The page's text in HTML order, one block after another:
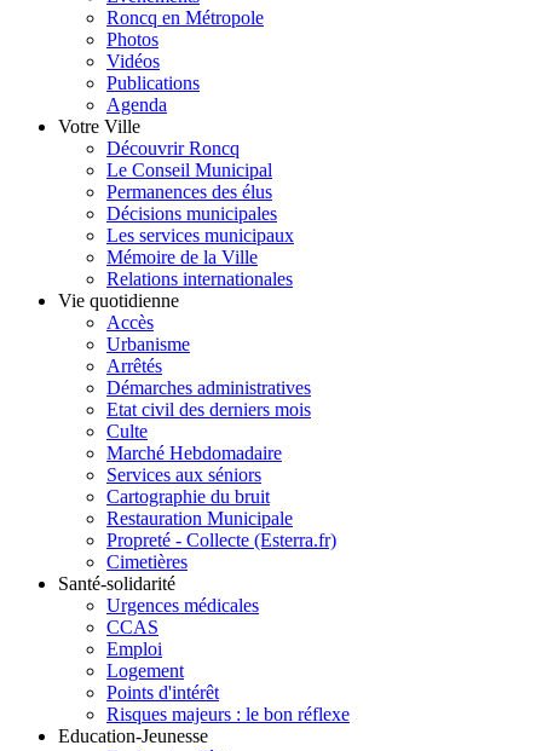
Roncq en Métropole
Photos
Vidéos
Publications
Agenda
Votre Ville
Découvrir Roncq
Le Conseil Municipal
Permanences des élus
Décisions municipales
Les services municipaux
Mémoire de la Ville
Relations internationales
Vie quotidienne
Accès
Urbanisme
Arrêtés
Démarches administratives
Etat civil des derniers mois
Culte
Marché Hebdomadaire
Services aux séniors
Cartographie du bruit
Restauration Municipale
Propreté - Collecte (Esterra.fr)
Cimetières
Santé-solidarité
Urgences médicales
CCAS
Emploi
Logement
Points d'intérêt
Risques majeurs : le bon réflexe
Education-Jeunesse